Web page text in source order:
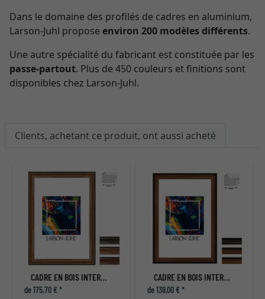
Dans le domaine des profilés de cadres en aluminium,
Larson-Juhl propose environ 200 modèles différents.
Une autre spécialité du fabricant est constituée par les
passe-partout. Plus de 450 couleurs et finitions sont
disponibles chez Larson-Juhl.
Clients, achetant ce produit, ont aussi acheté
CADRE EN BOIS INTERMEZZO 53
de 175,70 € *
CADRE EN BOIS INTERMEZZO 39
de 138,00 € *